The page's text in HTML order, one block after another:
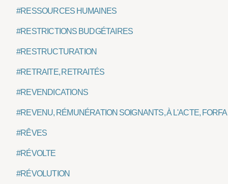
#RESSOURCES HUMAINES
#RESTRICTIONS BUDGÉTAIRES
#RESTRUCTURATION
#RETRAITE, RETRAITÉS
#REVENDICATIONS
#REVENU, RÉMUNÉRATION SOIGNANTS, À L'ACTE,
#RÊVES
#RÉVOLTE
#RÉVOLUTION